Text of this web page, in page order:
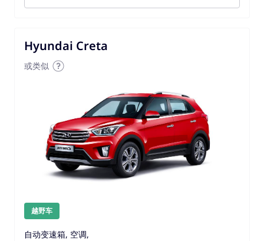
Hyundai Creta
或类似
越野车
自动变速箱, 空调,